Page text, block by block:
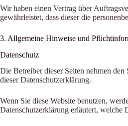
Wir haben einen Vertrag über
gewährleistet, dass dieser die
3. Allgemeine Hinweise und
Datenschutz
Die Betreiber dieser Seiten nehmen
dieser Datenschutzerklärung.
Wenn Sie diese Website benutzen,
Datenschutzerklärung erläutert, welche